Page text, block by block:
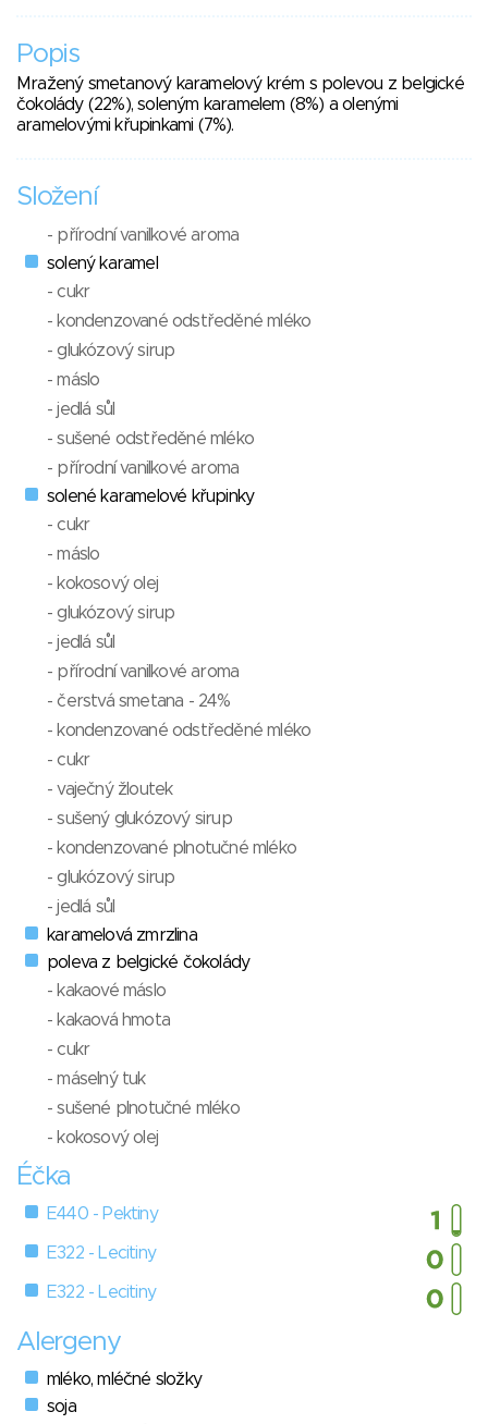
Popis
Mražený smetanový karamelový krém s polevou z belgické
čokolády (22%), soleným karamelem (8%) a olenými
aramelovými křupinkami (7%).
Složení
- přírodní vanilkové aroma
solený karamel
- cukr
- kondenzované odstředěné mléko
- glukózový sirup
- máslo
- jedlá sůl
- sušené odstředěné mléko
- přírodní vanilkové aroma
solené karamelové křupinky
- cukr
- máslo
- kokosový olej
- glukózový sirup
- jedlá sůl
- přírodní vanilkové aroma
- čerstvá smetana - 24%
- kondenzované odstředěné mléko
- cukr
- vaječný žloutek
- sušený glukózový sirup
- kondenzované plnotučné mléko
- glukózový sirup
- jedlá sůl
karamelová zmrzlina
poleva z belgické čokolády
- kakaové máslo
- kakaová hmota
- cukr
- máselný tuk
- sušené plnotučné mléko
- kokosový olej
Éčka
E440 - Pektiny
E322 - Lecitiny
E322 - Lecitiny
Alergeny
mléko, mléčné složky
soja